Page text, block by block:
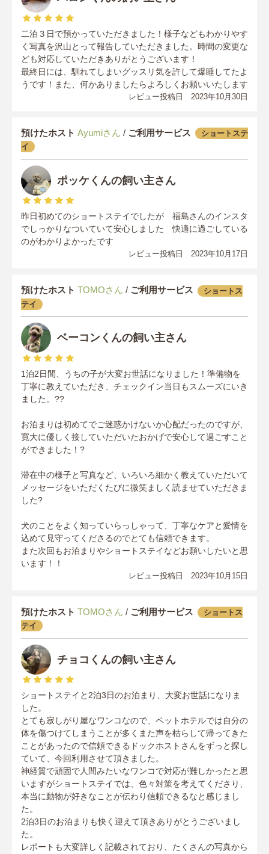
二泊３日で預かっていただきました！様子などもわかりやす
く写真を沢山とって報告していただきました。時間の変更な
ども対応していただきありがとうございます！
最終日には、馴れてしまいグッスリ気を許して爆睡してたよ
うです！また、何かありましたらよろしくお願いいたします
レビュー投稿日 2023年10月30日
預けたホスト Ayumiさん / ご利用サービス
ショートステ
イ
ポッケくんの飼い主さん
昨日初めてのショートステイでしたが 福島さんのインスタ
でしっかりなついていて安心しました 快適に過ごしている
のがわかりよかったです
レビュー投稿日 2023年10月17日
預けたホスト TOMOさん / ご利用サービス
ショートス
テイ
ベーコンくんの飼い主さん
1泊2日間、うちの子が大変お世話になりました！準備物を
丁寧に教えていただき、チェックイン当日もスムーズにいき
ました。??
お泊まりは初めてでご迷惑かけないか心配だったのですが、
寛大に優しく接していただいたおかげで安心して過ごすこと
ができました！?
滞在中の様子と写真など、いろいろ細かく教えていただいて
メッセージをいただくたびに微笑ましく読ませていただきま
した?
犬のことをよく知っていらっしゃって、丁寧なケアと愛情を
込めて見守ってくださるのでとても信頼できます。
また次回もお泊まりやショートステイなどお願いしたいと思
います！！
レビュー投稿日 2023年10月15日
預けたホスト TOMOさん / ご利用サービス
ショートス
テイ
チョコくんの飼い主さん
ショートステイと2泊3日のお泊まり、大変お世話になりま
した。
とても寂しがり屋なワンコなので、ペットホテルでは自分の
体を傷つけてしまうことが多くまた声を枯らして帰ってきた
ことがあったので信頼できるドックホストさんをずっと探し
ていて、今回利用させて頂きました。
神経質で頑固で人間みたいなワンコで対応が難しかったと思
いますがショートステイでは、色々対策を考えてくださり、
本当に動物が好きなことが伝わり信頼できるなと感じまし
た。
2泊3日のお泊まりも快く迎えて頂きありがとうございまし
た。
レポートも大変詳しく記載されており、たくさんの写真から